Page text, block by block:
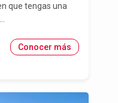
que tengas una
Conocer más